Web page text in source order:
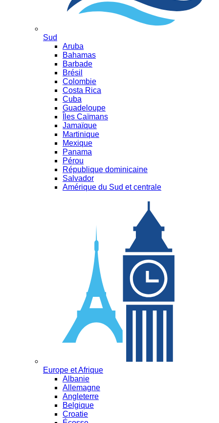
Sud
Aruba
Bahamas
Barbade
Brésil
Colombie
Costa Rica
Cuba
Guadeloupe
Îles Caïmans
Jamaïque
Martinique
Mexique
Panama
Pérou
République dominicaine
Salvador
Amérique du Sud et centrale
Europe et Afrique
Albanie
Allemagne
Angleterre
Belgique
Croatie